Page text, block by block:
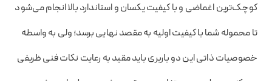
کوچک‌ترین اغماضی و با کیفیت یکسان و استاندارد بالا انجام می‌شود
تا محموله شما با کیفیت اولیه به مقصد نهایی برسد؛ ولی به واسطه
خصوصیات ذاتی این دو باربری باید مقید به رعایت نکات فنی ظریفی